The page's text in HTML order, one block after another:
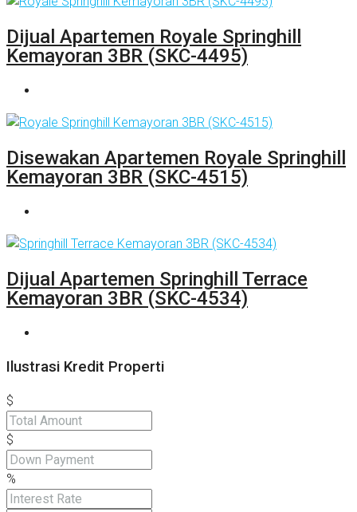
Dijual Apartemen Royale Springhill
Kemayoran 3BR (SKC-4495)
Disewakan Apartemen Royale Springhill
Kemayoran 3BR (SKC-4515)
Dijual Apartemen Springhill Terrace
Kemayoran 3BR (SKC-4534)
Ilustrasi Kredit Properti
$
$
%